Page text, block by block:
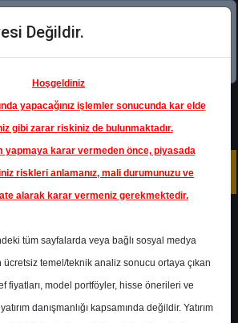
uygulamayı indirin!
AKBNK- AKBANK T.A.Ş.
Değildir.
Hoşgeldiniz
yapacağınız işlemler sonucunda kar elde
gibi zarar riskiniz de bulunmaktadır.
yapmaya karar vermeden önce, piyasada
riskleri anlamanız, mali durumunuzu ve
alarak karar vermeniz gerekmektedir.
tüm sayfalarda veya bağlı sosyal medya
ücretsiz temel/teknik analiz sonucu ortaya çıkan
fiyatları, model portföyler, hisse önerileri ve
danışmanlığı kapsamında değildir. Yatırım